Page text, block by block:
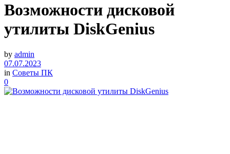
Возможности дисковой
утилиты DiskGenius
by admin
07.07.2023
in Советы ПК
0